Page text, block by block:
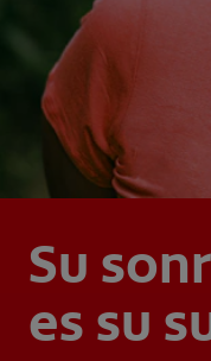
Su
es su